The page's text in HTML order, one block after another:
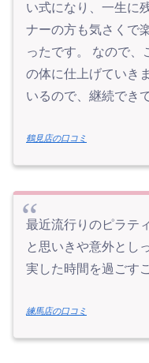
い式になり、一生に
ナーの方も気さくで
ったです。 なので、
の体に仕上げていき
いるので、継続でき
鶴見店の口コミ
最近流行りのピラテ
と思いきや意外とし
実した時間を過ごす
練馬店の口コミ